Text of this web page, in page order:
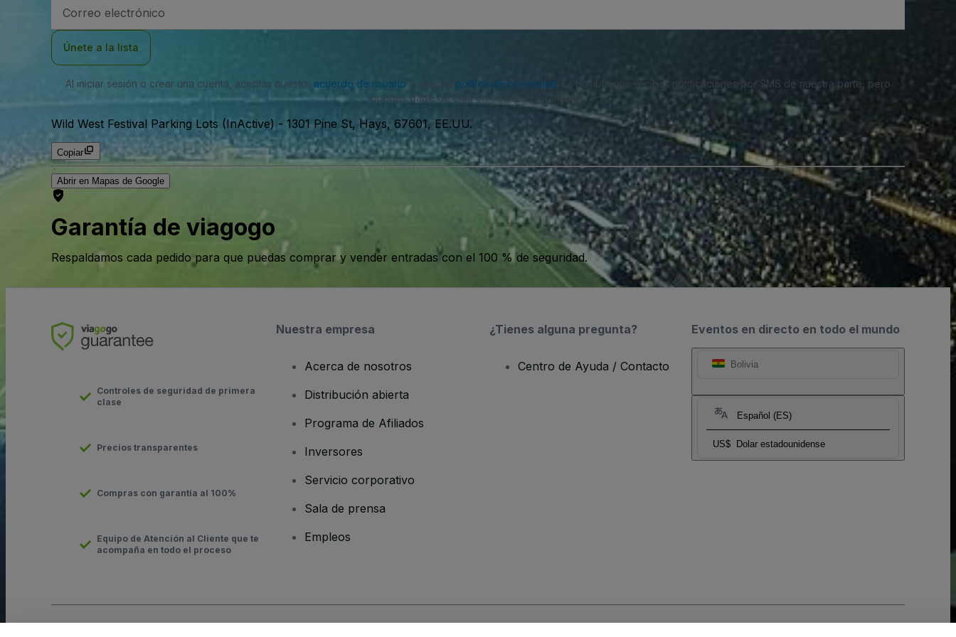
de
Únete a la lista
Al iniciar sesión o crear una cuenta, aceptas nuestro acuerdo de usuario y nuestra política de privacidad . Es posible que recibas notificaciones por SMS de nuestra parte, pero
puedes darte de baja en cualquier momento.
Wild West Festival Parking Lots (InActive) - 1301 Pine St, Hays, 67601, EE.UU.
Copiar
Abrir en Mapas de Google
Garantía de viagogo
Respaldamos cada pedido para que puedas comprar y vender entradas con el 100 % de seguridad.
Eventos en directo en todo el mundo
Bolivia
Español (ES)
US$ Dolar estadounidense
Controles de seguridad de primera
clase
Precios transparentes
Compras con garantía al 100%
Equipo de Atención al Cliente que te
acompaña en todo el proceso
Nuestra empresa
Acerca de nosotros
Distribución abierta
Programa de Afiliados
Inversores
Servicio corporativo
Sala de prensa
Empleos
¿Tienes alguna pregunta?
Centro de Ayuda / Contacto